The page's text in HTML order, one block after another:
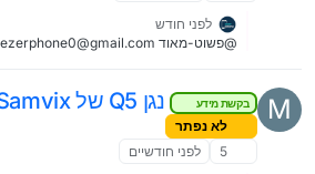
לפני חודש
@פשוט-מאוד ezerphone0@gmail.com
M בקשת מידע נגן Q5 של Samvix
לא נפתר
5
לפני חודשיים